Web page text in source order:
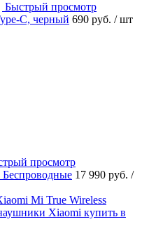
Быстрый просмотр
C, черный 690 руб. / шт
просмотр
17 990 руб. /